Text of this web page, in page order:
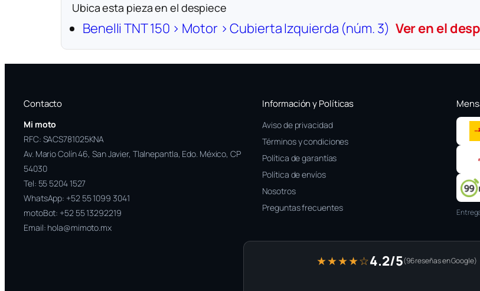
Ubica esta pieza en el despiece
Benelli TNT 150 › Motor › Cubierta Izquierda (núm. 3) Ver en el
Contacto
Mi moto
RFC: SACS781025KNA
Av. Mario Colín 46, San Javier, Tlalnepantla, Edo. México, CP
54030
Tel: 55 5204 1527
WhatsApp: +52 55 1099 3041
motoBot: +52 55 13292219
Email: hola@mimoto.mx
Información y Políticas
Aviso de privacidad
Términos y condiciones
Política de garantías
Política de envíos
Nosotros
Preguntas frecuentes
★★★★☆4.2/5(96 reseñas en Google)